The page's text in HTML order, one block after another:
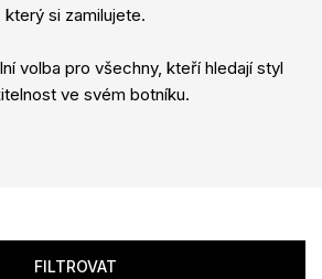
který si zamilujete.
volba pro všechny, kteří hledají styl
ve svém botníku.
FILTROVAT